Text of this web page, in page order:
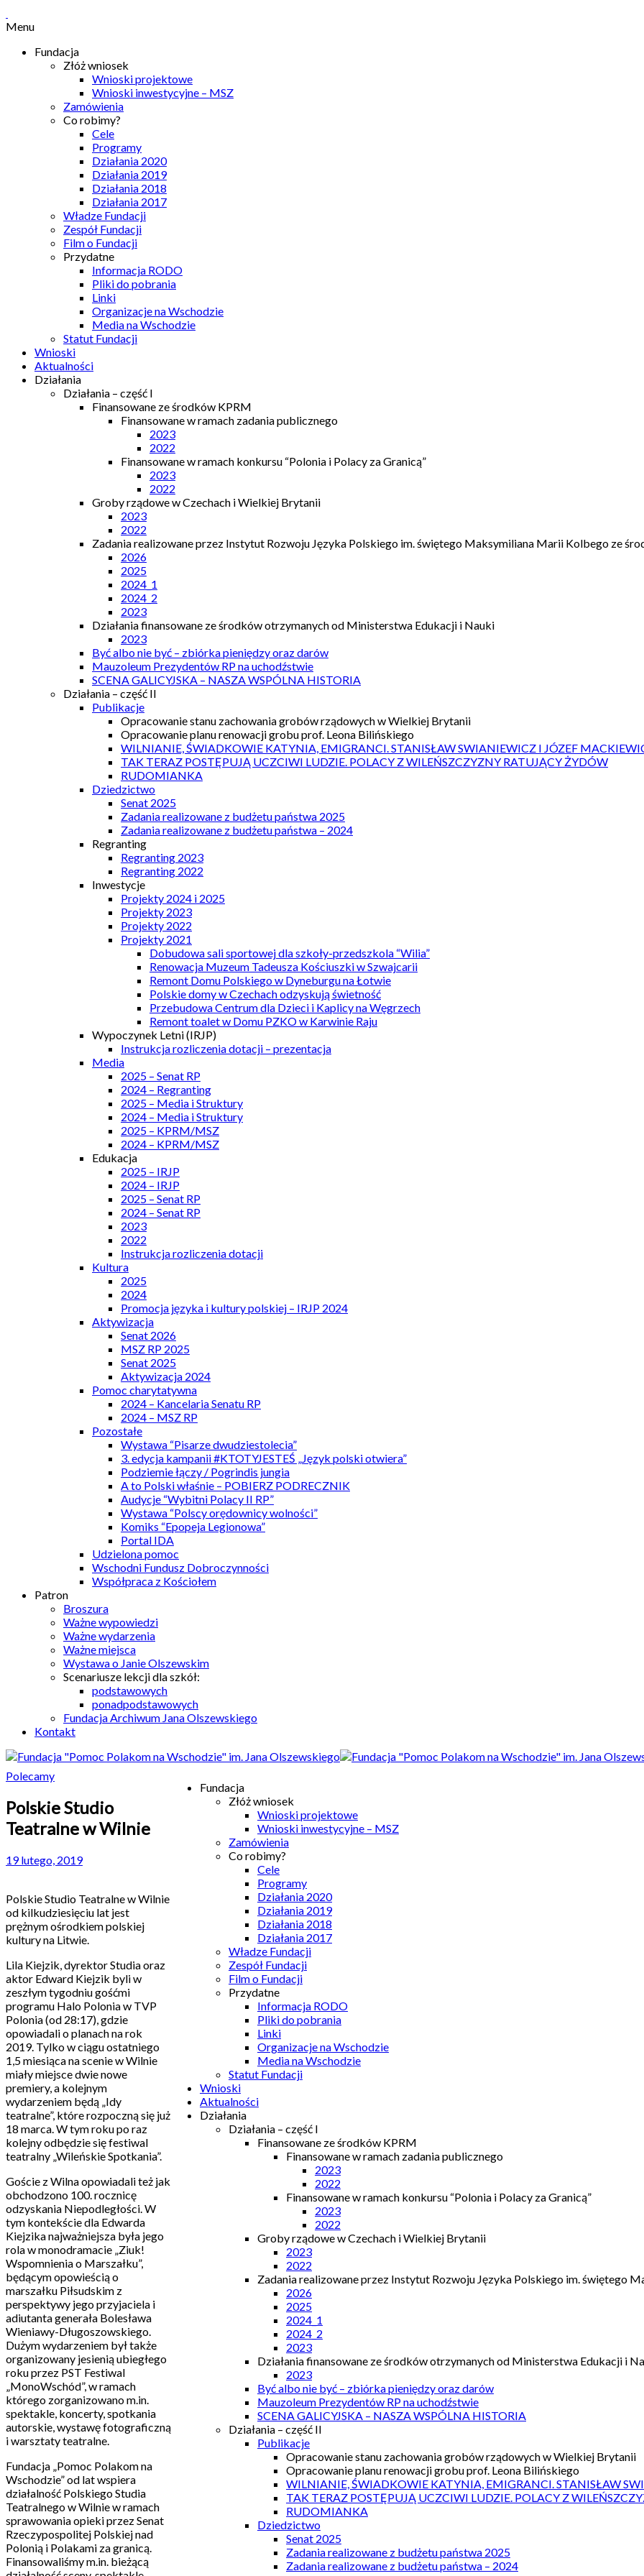
Menu
Fundacja
Złóż wniosek
Wnioski projektowe
Wnioski inwestycyjne – MSZ
Zamówienia
Co robimy?
Cele
Programy
Działania 2020
Działania 2019
Działania 2018
Działania 2017
Władze Fundacji
Zespół Fundacji
Film o Fundacji
Przydatne
Informacja RODO
Pliki do pobrania
Linki
Organizacje na Wschodzie
Media na Wschodzie
Statut Fundacji
Wnioski
Aktualności
Działania
Działania – część I
Finansowane ze środków KPRM
Finansowane w ramach zadania publicznego
2023
2022
Finansowane w ramach konkursu “Polonia i Polacy za Granicą”
2023
2022
Groby rządowe w Czechach i Wielkiej Brytanii
2023
2022
Zadania realizowane przez Instytut Rozwoju Języka Polskiego im. świętego Maksymiliana Marii Kolbego ze
2026
2025
2024_1
2024_2
2023
Działania finansowane ze środków otrzymanych od Ministerstwa Edukacji i Nauki
2023
Być albo nie być – zbiórka pieniędzy oraz darów
Mauzoleum Prezydentów RP na uchodźstwie
SCENA GALICYJSKA – NASZA WSPÓLNA HISTORIA
Działania – część II
Publikacje
Opracowanie stanu zachowania grobów rządowych w Wielkiej Brytanii
Opracowanie planu renowacji grobu prof. Leona Bilińskiego
WILNIANIE, ŚWIADKOWIE KATYNIA, EMIGRANCI. STANISŁAW SWIANIEWICZ I JÓZEF
TAK TERAZ POSTĘPUJĄ UCZCIWI LUDZIE. POLACY Z WILEŃSZCZYZNY RATUJĄCY ŻYDÓW
RUDOMIANKA
Dziedzictwo
Senat 2025
Zadania realizowane z budżetu państwa 2025
Zadania realizowane z budżetu państwa – 2024
Regranting
Regranting 2023
Regranting 2022
Inwestycje
Projekty 2024 i 2025
Projekty 2023
Projekty 2022
Projekty 2021
Dobudowa sali sportowej dla szkoły-przedszkola “Wilia”
Renowacja Muzeum Tadeusza Kościuszki w Szwajcarii
Remont Domu Polskiego w Dyneburgu na Łotwie
Polskie domy w Czechach odzyskują świetność
Przebudowa Centrum dla Dzieci i Kaplicy na Węgrzech
Remont toalet w Domu PZKO w Karwinie Raju
Wypoczynek Letni (IRJP)
Instrukcja rozliczenia dotacji – prezentacja
Media
2025 – Senat RP
2024 – Regranting
2025 – Media i Struktury
2024 – Media i Struktury
2025 – KPRM/MSZ
2024 – KPRM/MSZ
Edukacja
2025 – IRJP
2024 – IRJP
2025 – Senat RP
2024 – Senat RP
2023
2022
Instrukcja rozliczenia dotacji
Kultura
2025
2024
Promocja języka i kultury polskiej – IRJP 2024
Aktywizacja
Senat 2026
MSZ RP 2025
Senat 2025
Aktywizacja 2024
Pomoc charytatywna
2024 – Kancelaria Senatu RP
2024 – MSZ RP
Pozostałe
Wystawa “Pisarze dwudziestolecia”
3. edycja kampanii #KTOTYJESTEŚ „Język polski otwiera”
Podziemie łączy / Pogrindis jungia
A to Polski właśnie – POBIERZ PODRECZNIK
Audycje “Wybitni Polacy II RP”
Wystawa “Polscy orędownicy wolności”
Komiks “Epopeja Legionowa”
Portal IDA
Udzielona pomoc
Wschodni Fundusz Dobroczynności
Współpraca z Kościołem
Patron
Broszura
Ważne wypowiedzi
Ważne wydarzenia
Ważne miejsca
Wystawa o Janie Olszewskim
Scenariusze lekcji dla szkół:
podstawowych
ponadpodstawowych
Fundacja Archiwum Jana Olszewskiego
Kontakt
Fundacja
Złóż wniosek
Wnioski projektowe
Wnioski inwestycyjne – MSZ
Zamówienia
Co robimy?
Cele
Programy
Działania 2020
Działania 2019
Działania 2018
Działania 2017
Władze Fundacji
Zespół Fundacji
Film o Fundacji
Przydatne
Informacja RODO
Pliki do pobrania
Linki
Organizacje na Wschodzie
Media na Wschodzie
Statut Fundacji
Wnioski
Aktualności
Działania
Działania – część I
Finansowane ze środków KPRM
Finansowane w ramach zadania publicznego
2023
2022
Finansowane w ramach konkursu “Polonia i Polacy za Granicą”
2023
2022
Groby rządowe w Czechach i Wielkiej Brytanii
2023
2022
Zadania realizowane przez Instytut Rozwoju Języka Polskiego im. świętego
2026
2025
2024_1
2024_2
2023
Działania finansowane ze środków otrzymanych od Ministerstwa Edukacji i
2023
Być albo nie być – zbiórka pieniędzy oraz darów
Mauzoleum Prezydentów RP na uchodźstwie
SCENA GALICYJSKA – NASZA WSPÓLNA HISTORIA
Działania – część II
Publikacje
Opracowanie stanu zachowania grobów rządowych w Wielkiej Brytanii
Opracowanie planu renowacji grobu prof. Leona Bilińskiego
WILNIANIE, ŚWIADKOWIE KATYNIA, EMIGRANCI. STANISŁAW
TAK TERAZ POSTĘPUJĄ UCZCIWI LUDZIE. POLACY Z
RUDOMIANKA
Dziedzictwo
Senat 2025
Zadania realizowane z budżetu państwa 2025
Zadania realizowane z budżetu państwa – 2024
Polecamy
Polskie Studio
Teatralne w Wilnie
19 lutego, 2019
Polskie Studio Teatralne w Wilnie
od kilkudziesięciu lat jest
prężnym ośrodkiem polskiej
kultury na Litwie.
Lila Kiejzik, dyrektor Studia oraz
aktor Edward Kiejzik byli w
zeszłym tygodniu gośćmi
programu Halo Polonia w TVP
Polonia (od 28:17), gdzie
opowiadali o planach na rok
2019. Tylko w ciągu ostatniego
1,5 miesiąca na scenie w Wilnie
miały miejsce dwie nowe
premiery, a kolejnym
wydarzeniem będą „Idy
teatralne”, które rozpoczną się już
18 marca. W tym roku po raz
kolejny odbędzie się festiwal
teatralny „Wileńskie Spotkania”.
Goście z Wilna opowiadali też jak
obchodzono 100. rocznicę
odzyskania Niepodległości. W
tym kontekście dla Edwarda
Kiejzika najważniejsza była jego
rola w monodramacie „Ziuk!
Wspomnienia o Marszałku”,
będącym opowieścią o
marszałku Piłsudskim z
perspektywy jego przyjaciela i
adiutanta generała Bolesława
Wieniawy-Długoszowskiego.
Dużym wydarzeniem był także
organizowany jesienią ubiegłego
roku przez PST Festiwal
„MonoWschód”, w ramach
którego zorganizowano m.in.
spektakle, koncerty, spotkania
autorskie, wystawę fotograficzną
i warsztaty teatralne.
Fundacja „Pomoc Polakom na
Wschodzie” od lat wspiera
działalność Polskiego Studia
Teatralnego w Wilnie w ramach
sprawowania opieki przez Senat
Rzeczypospolitej Polskiej nad
Polonią i Polakami za granicą.
Finansowaliśmy m.in. bieżącą